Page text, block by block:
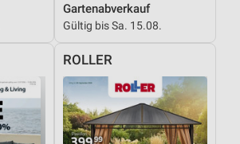
Gartenabverkauf
Gültig bis Sa. 15.08.
ROLLER
durch Statistiken oder
Daten aus verschiedenen
der Angebote
Daten zur Auswahl von